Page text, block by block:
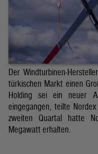
Der Windturbinen-
türkischen Markt einen
Holding sei ein neuer
eingegangen, teilte
zweiten Quartal hatte
Megawatt erhalten.